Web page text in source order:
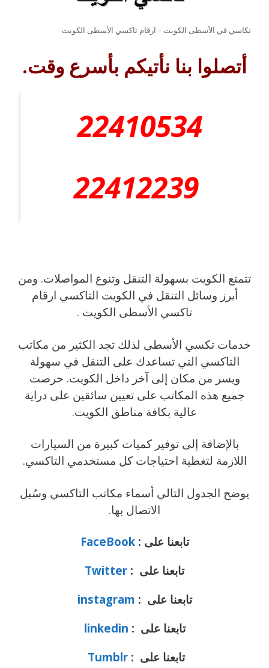
تكاسي في الأسطى الكويت – ارقام تاكسي الأسطى الكويت
أتصلوا بنا نأتيكم بأسرع وقت.
22410534
22412239
تتمتع الكويت بسهولة التنقل وتنوع المواصلات. ومن
أبرز وسائل التنقل في الكويت التاكسي ارقام
تاكسي الأسطى الكويت .
خدمات تكسي الأسطى لذلك تجد الكثير من مكاتب
التاكسي التي تساعدك على التنقل في سهولة
ويسر من مكان إلى آخر داخل الكويت. حرصت
جميع هذه المكاتب على تعيين سائقين على دراية
عالية بكافة مناطق الكويت.
بالإضافة إلى توفير كميات كبيرة من السيارات
اللازمة لتغطية احتياجات كل مستخدمي التاكسي.
يوضح الجدول التالي أسماء مكاتب التاكسي وسُبل
الاتصال بها.​​
تابعنا على :FaceBook
تابعنا على : Twitter
تابعنا على : instagram
تابعنا على : linkedin
تابعنا على :Tumblr